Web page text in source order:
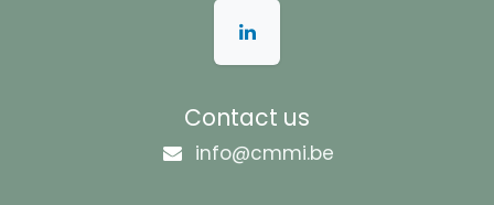
Contact us
info@cmmi.be